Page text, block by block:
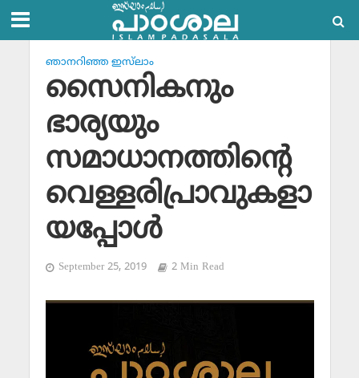
ഞാനറിഞ്ഞ ഇസ്‌ലാം
സൈനികനും
ഭാര്യയും
സമാധാനത്തിന്റെ
വെള്ളരിപ്രാവുകളാ
യപ്പോള്‍
September 25, 2019 2 Min Read